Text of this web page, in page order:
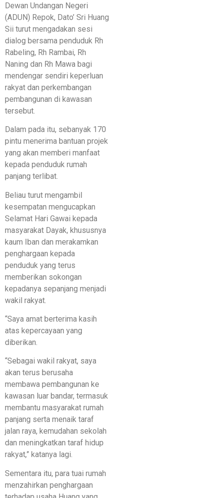
Dewan Undangan Negeri
(ADUN) Repok, Dato’ Sri Huang
Sii turut mengadakan sesi
dialog bersama penduduk Rh
Rabeling, Rh Rambai, Rh
Naning dan Rh Mawa bagi
mendengar sendiri keperluan
rakyat dan perkembangan
pembangunan di kawasan
tersebut.
Dalam pada itu, sebanyak 170
pintu menerima bantuan projek
yang akan memberi manfaat
kepada penduduk rumah
panjang terlibat.
Beliau turut mengambil
kesempatan mengucapkan
Selamat Hari Gawai kepada
masyarakat Dayak, khususnya
kaum Iban dan merakamkan
penghargaan kepada
penduduk yang terus
memberikan sokongan
kepadanya sepanjang menjadi
wakil rakyat.
“Saya amat berterima kasih
atas kepercayaan yang
diberikan.
“Sebagai wakil rakyat, saya
akan terus berusaha
membawa pembangunan ke
kawasan luar bandar, termasuk
membantu masyarakat rumah
panjang serta menaik taraf
jalan raya, kemudahan sekolah
dan meningkatkan taraf hidup
rakyat,” katanya lagi.
Sementara itu, para tuai rumah
menzahirkan penghargaan